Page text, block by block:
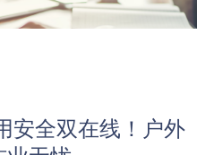
安全双在线！户外